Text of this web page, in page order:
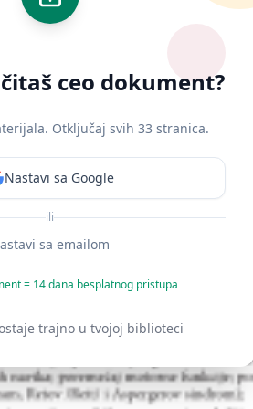
ceo dokument?
Otključaj svih 33 stranica.
Nastavi sa Google
ili
sa emailom
= 14 dana besplatnog pristupa
trajno u tvojoj biblioteci